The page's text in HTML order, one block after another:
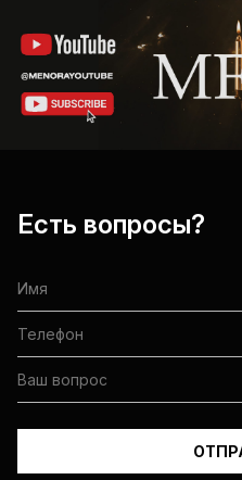
Есть вопросы?